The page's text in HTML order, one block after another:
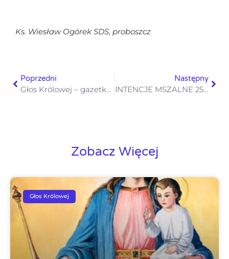
Ks. Wiesław Ogórek SDS, proboszcz
Poprzedni Następny
INTENCJE MSZALNE 25-31.12.2023
Zobacz Więcej
Głos Królowej